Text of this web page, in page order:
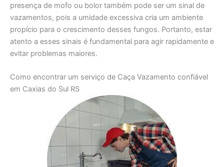
presença de mofo ou bolor também pode ser um sinal de
vazamentos, pois a umidade excessiva cria um ambiente
propício para o crescimento desses fungos. Portanto, estar
atento a esses sinais é fundamental para agir rapidamente e
evitar problemas maiores.
Como encontrar um serviço de Caça Vazamento confiável
em Caxias do Sul RS